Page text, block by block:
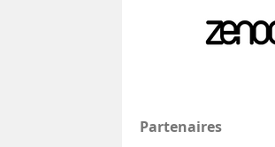
Partenaires